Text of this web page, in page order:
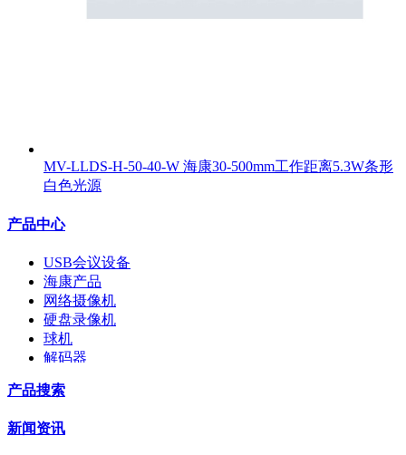
MV-LLDS-H-50-40-W 海康30-500mm工作距离5.3W条形
白色光源
产品中心
USB会议设备
海康产品
网络摄像机
硬盘录像机
球机
解码器
配件
拼接屏
产品搜索
新闻资讯